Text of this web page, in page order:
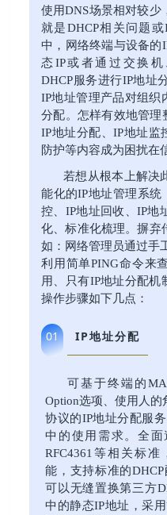
使用DNS场景相对较少
就是DHCP相关问题
中，网络终端与设备的
态IP或者通过交换机
DHCP服务进行IP地址
IP地址管理产品对组织
分配。怎样有效地管理
IP地址分配、IP地址监
防护等内容成为困扰在
若想从根本上解决
能化的IP地址管理系统
控、IP地址回收、IP地
化、标准化梳理。摒弃
如：网络管理员通过手
利用简单PING命令来
用、只有IP地址分配机
操作步骤如下几点：
01 IP地址分配
可基于终端的
Option选项、使用人的
协议的IP地址分配服
中的使用需求。全面
RFC4361等相关标
能，支持标准的
可以无缝置换第三方
中的静态IP地址，采